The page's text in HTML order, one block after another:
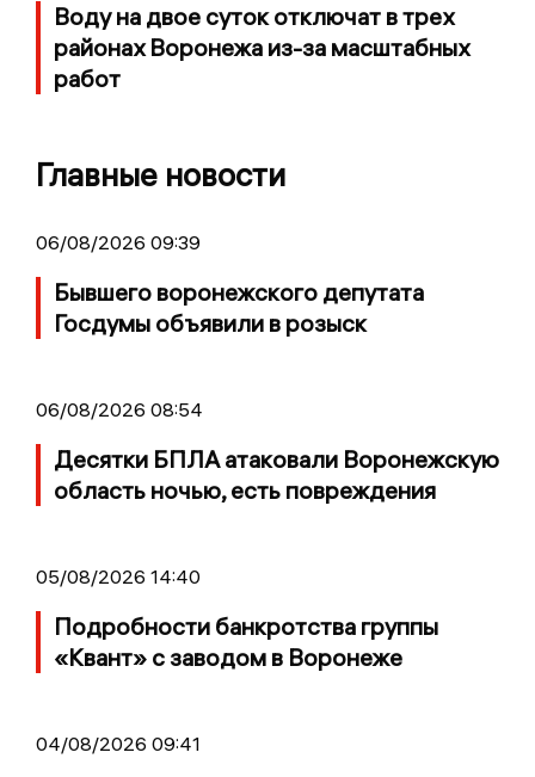
Воду на двое суток отключат в трех
районах Воронежа из-за масштабных
работ
Главные новости
06/08/2026 09:39
Бывшего воронежского депутата
Госдумы объявили в розыск
06/08/2026 08:54
Десятки БПЛА атаковали Воронежскую
область ночью, есть повреждения
05/08/2026 14:40
Подробности банкротства группы
«Квант» с заводом в Воронеже
04/08/2026 09:41